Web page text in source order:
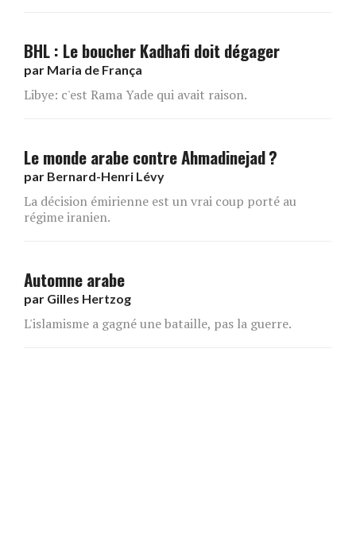
BHL : Le boucher Kadhafi doit dégager
par Maria de França
Libye: c'est Rama Yade qui avait raison.
Le monde arabe contre Ahmadinejad ?
par Bernard-Henri Lévy
La décision émirienne est un vrai coup porté au
régime iranien.
Automne arabe
par Gilles Hertzog
L'islamisme a gagné une bataille, pas la guerre.